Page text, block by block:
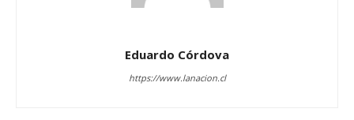
Eduardo Córdova
https://www.lanacion.cl